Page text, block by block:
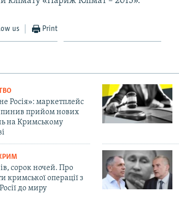
us Print
Росія»: маркетплейс
прийом нових
на Кримському
сорок ночей. Про
кримської операції з
до миру